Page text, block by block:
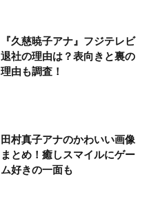
『久慈暁子アナ』フジテレビ
退社の理由は？表向きと裏の
理由も調査！
田村真子アナのかわいい画像
まとめ！癒しスマイルにゲー
ム好きの一面も